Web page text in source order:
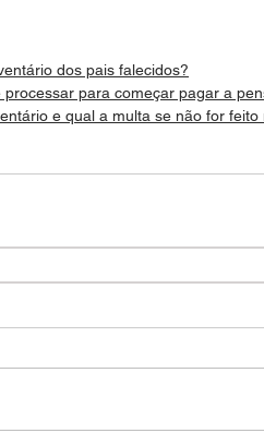
dos pais falecidos?
para começar pagar a
e qual a multa se não for feito